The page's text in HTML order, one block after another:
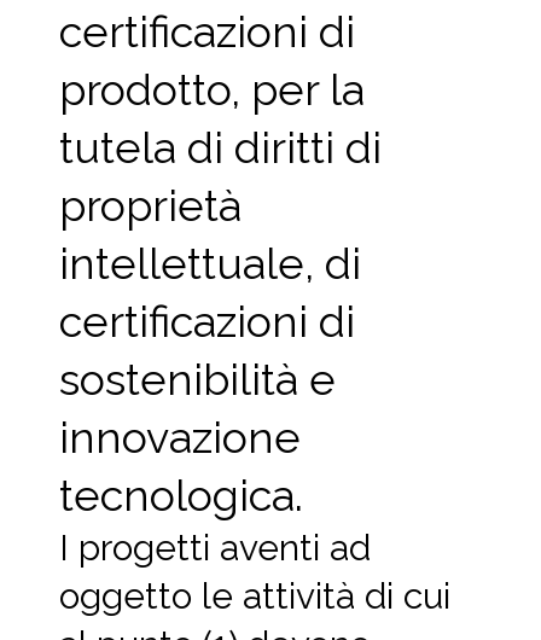
certificazioni di
prodotto, per la
tutela di diritti di
proprietà
intellettuale, di
certificazioni di
sostenibilità e
innovazione
tecnologica.
I progetti aventi ad
oggetto le attività di cui